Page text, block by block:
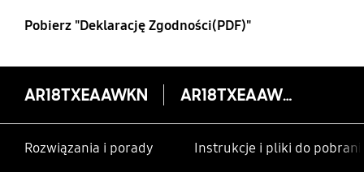
Pobierz "Deklarację Zgodności(PDF)"
AR18TXEAAWKN AR18TXEAAWKN
Rozwiązania i porady Instrukcje i pliki do